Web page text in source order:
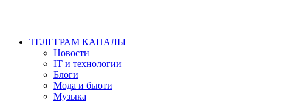
ТЕЛЕГРАМ КАНАЛЫ
Новости
IT и технологии
Блоги
Мода и бьюти
Музыка